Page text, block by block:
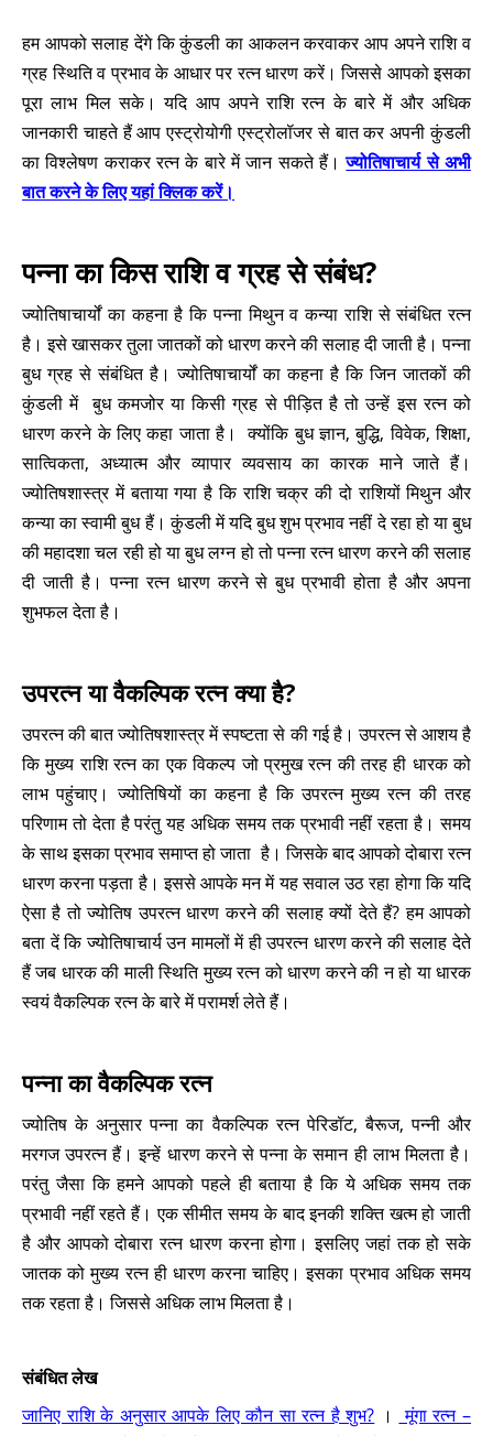
हम आपको सलाह देंगे कि कुंडली का आकलन करवाकर आप अपने राशि व
ग्रह स्थिति व प्रभाव के आधार पर रत्न धारण करें। जिससे आपको इसका
पूरा लाभ मिल सके। यदि आप अपने राशि रत्न के बारे में और अधिक
जानकारी चाहते हैं आप एस्ट्रोयोगी एस्ट्रोलॉजर से बात कर अपनी कुंडली
का विश्लेषण कराकर रत्न के बारे में जान सकते हैं।ज्योतिषाचार्य से अभी
बात करने के लिए यहां क्लिक करें।
पन्ना का किस राशि व ग्रह से संबंध?
ज्योतिषाचार्यों का कहना है कि पन्ना मिथुन व कन्या राशि से संबंधित रत्न
है। इसे खासकर तुला जातकों को धारण करने की सलाह दी जाती है। पन्ना
बुध ग्रह से संबंधित है। ज्योतिषाचार्यों का कहना है कि जिन जातकों की
कुंडली में बुध कमजोर या किसी ग्रह से पीड़ित है तो उन्हें इस रत्न को
धारण करने के लिए कहा जाता है। क्योंकि बुध ज्ञान, बुद्धि, विवेक, शिक्षा,
सात्विकता, अध्यात्म और व्यापार व्यवसाय का कारक माने जाते हैं।
ज्योतिषशास्त्र में बताया गया है कि राशि चक्र की दो राशियों मिथुन और
कन्या का स्वामी बुध हैं। कुंडली में यदि बुध शुभ प्रभाव नहीं दे रहा हो या बुध
की महादशा चल रही हो या बुध लग्न हो तो पन्ना रत्न धारण करने की सलाह
दी जाती है। पन्ना रत्न धारण करने से बुध प्रभावी होता है और अपना
शुभफल देता है।
उपरत्न या वैकल्पिक रत्न क्या है?
उपरत्न की बात ज्योतिषशास्त्र में स्पष्टता से की गई है। उपरत्न से आशय है
कि मुख्य राशि रत्न का एक विकल्प जो प्रमुख रत्न की तरह ही धारक को
लाभ पहुंचाए। ज्योतिषियों का कहना है कि उपरत्न मुख्य रत्न की तरह
परिणाम तो देता है परंतु यह अधिक समय तक प्रभावी नहीं रहता है। समय
के साथ इसका प्रभाव समाप्त हो जाता है। जिसके बाद आपको दोबारा रत्न
धारण करना पड़ता है। इससे आपके मन में यह सवाल उठ रहा होगा कि यदि
ऐसा है तो ज्योतिष उपरत्न धारण करने की सलाह क्यों देते हैं? हम आपको
बता दें कि ज्योतिषाचार्य उन मामलों में ही उपरत्न धारण करने की सलाह देते
हैं जब धारक की माली स्थिति मुख्य रत्न को धारण करने की न हो या धारक
स्वयं वैकल्पिक रत्न के बारे में परामर्श लेते हैं।
पन्ना का वैकल्पिक रत्न
ज्योतिष के अनुसार पन्ना का वैकल्पिक रत्न पेरिडॉट, बैरूज, पन्नी और
मरगज उपरत्न हैं। इन्हें धारण करने से पन्ना के समान ही लाभ मिलता है।
परंतु जैसा कि हमने आपको पहले ही बताया है कि ये अधिक समय तक
प्रभावी नहीं रहते हैं। एक सीमीत समय के बाद इनकी शक्ति खत्म हो जाती
है और आपको दोबारा रत्न धारण करना होगा। इसलिए जहां तक हो सके
जातक को मुख्य रत्न ही धारण करना चाहिए। इसका प्रभाव अधिक समय
तक रहता है। जिससे अधिक लाभ मिलता है।
संबंधित लेख
जानिए राशि के अनुसार आपके लिए कौन सा रत्न है शुभ? ।
मूंगा रत्न –